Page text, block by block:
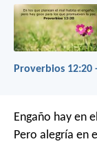
Proverbios 12:20
Engaño hay en
Pero alegría en